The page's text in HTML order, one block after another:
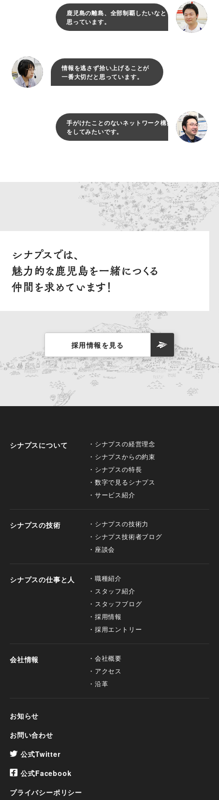
鹿児島の離島、全部制覇したいなと
思っています。
情報を逃さず拾い上げることが
一番大切だと思っています。
手がけたことのないネットワーク構築
をしてみたいです。
シナプスでは、
魅力的な鹿児島を一緒につくる
仲間を求めています！
採用情報を見る
シナプスについて
シナプスの経営理念
シナプスからの約束
シナプスの特長
数字で見るシナプス
サービス紹介
シナプスの技術
シナプスの技術力
シナプス技術者ブログ
座談会
シナプスの仕事と人
職種紹介
スタッフ紹介
スタッフブログ
採用情報
採用エントリー
会社情報
会社概要
アクセス
沿革
お知らせ
お問い合わせ
公式Twitter
公式Facebook
プライバシーポリシー